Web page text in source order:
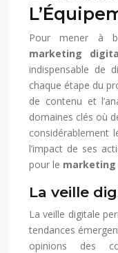
Pour mener à
marketing
indispensable de
chaque étape du
de contenu et
domaines clés où
considérablement
l’impact de ses
pour le marketing
La veille
La veille digitale
tendances
opinions des